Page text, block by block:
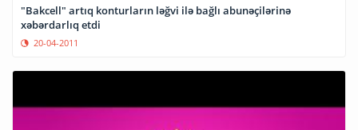
"Bakcell" artıq konturların ləğvi ilə bağlı abunəçilərinə
xəbərdarlıq etdi
20-04-2011